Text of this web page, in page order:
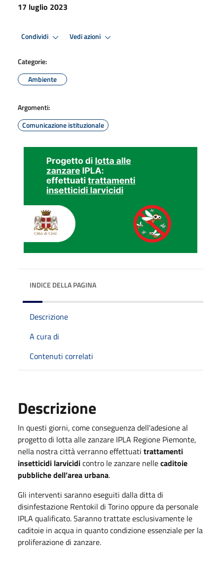
17 luglio 2023
Condividi Vedi azioni
Categorie:
Ambiente
Argomenti:
Comunicazione istituzionale
INDICE DELLA PAGINA
Descrizione
A cura di
Contenuti correlati
Descrizione
In questi giorni, come conseguenza dell'adesione al
progetto di lotta alle zanzare IPLA Regione Piemonte,
nella nostra città verranno effettuati trattamenti
insetticidi larvicidicontro le zanzare nellecaditoie
pubbliche dell’area urbana.
Gli interventi saranno eseguiti dalla ditta di
disinfestazione Rentokil di Torino oppure da personale
IPLA qualificato. Saranno trattate esclusivamente le
caditoie in acqua in quanto condizione essenziale per la
proliferazione di zanzare.